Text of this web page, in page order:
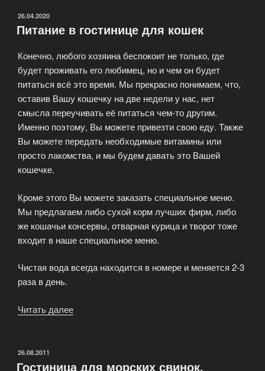
для
ОПУБЛИКОВАНО
26.04.2020
Питание в гостинице для кошек
Конечно, любого хозяина беспокоит не только, где
будет проживать его любимец, но и чем он будет
питаться всё это время. Мы прекрасно понимаем, что,
оставив Вашу кошечку на две недели у нас, нет
смысла переучивать её питаться чем-то другим.
Именно поэтому, Вы можете привезти свою еду. Также
Вы можете передать необходимые витамины или
просто лакомства, и мы будем давать это Вашей
кошечке.
Кроме этого Вы можете заказать специальное меню.
Мы предлагаем либо сухой корм лучших фирм, либо
же кошачьи консервы, отварная курица и творог тоже
входит в наше специальное меню.
Чистая вода всегда находится в номере и меняется 2-3
раза в день.
Читать далее
кошек»
ОПУБЛИКОВАНО
26.08.2011
Гостиница для морских свинок.